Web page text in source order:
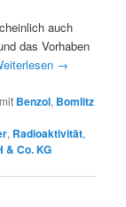
auch
das Vorhaben
→
Benzol, Bomlitz
, Radioaktivität,
& Co. KG